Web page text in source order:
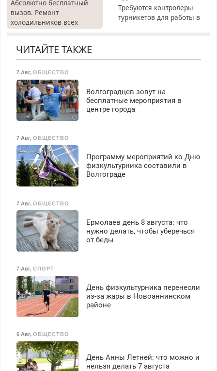
Абсолютно бесплатный
вызов. Ремонт
холодильников всех
марок на дому, с
Срочно. Без выходных.
Пенсионерам – скидки до
40%. Мастер со стажем.
Требуются контролеры
турникетов для работы в
Ежемесячно
выплачивается денежная
премия. Возможно
безопасности с з/п до
125000 руб.
ЧИТАЙТЕ ТАКЖЕ
7 Авг, ОБЩЕСТВО
Волгоградцев зовут на
бесплатные мероприятия в
центре города
7 Авг, ОБЩЕСТВО
Программу мероприятий ко Дню
физкультурника составили в
Волгограде
7 Авг, ОБЩЕСТВО
Ермолаев день 8 августа: что
нужно делать, чтобы уберечься
от беды
7 Авг, СПОРТ
День физкультурника перенесли
из-за жары в Новоаннинском
районе
6 Авг, ОБЩЕСТВО
День Анны Летней: что можно и
нельзя делать 7 августа